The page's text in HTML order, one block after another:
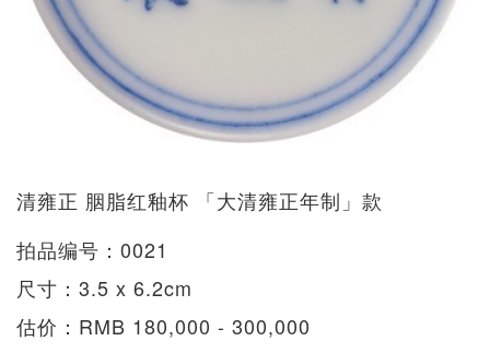
清雍正 胭脂红釉杯 「大清雍正年制」款
拍品编号：0021
尺寸：3.5 x 6.2cm
估价：RMB 180,000 - 300,000